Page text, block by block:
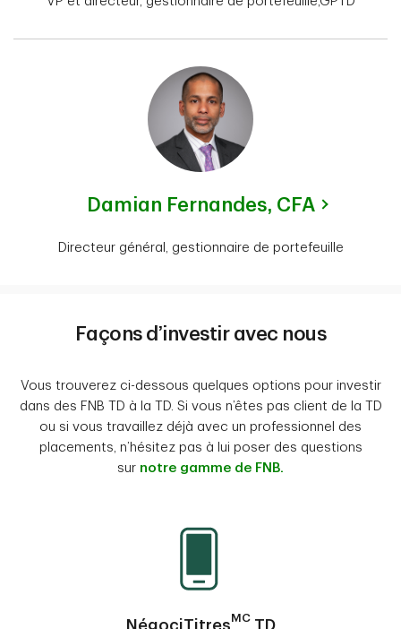
Damian Fernandes, CFA
Directeur général, gestionnaire de portefeuille
Façons d’investir avec nous
Vous trouverez ci-dessous quelques options pour investir
dans des FNB TD à la TD. Si vous n’êtes pas client de la TD
ou si vous travaillez déjà avec un professionnel des
placements, n’hésitez pas à lui poser des questions
sur notre gamme de FNB.
NégociTitresMCTD